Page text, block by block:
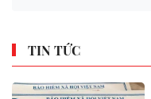
TIN TỨC